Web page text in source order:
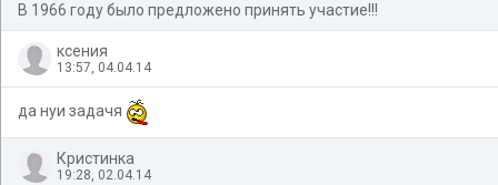
В 1966 году было предложено принять участие!!!
ксения
13:57, 04.04.14
да нуи задачя
Кристинка
19:28, 02.04.14